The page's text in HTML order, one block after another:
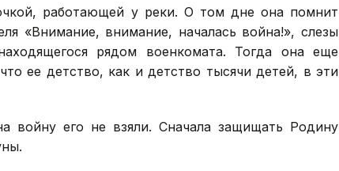
работающей у реки. О том дне она помнит
«Внимание, внимание, началась война!», слезы
рядом военкомата. Тогда она еще
ее детство, как и детство тысячи детей, в эти
войну его не взяли. Сначала защищать Родину